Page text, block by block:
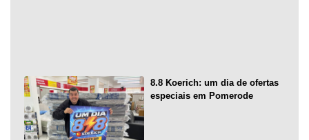
8.8 Koerich: um dia de ofertas
especiais em Pomerode